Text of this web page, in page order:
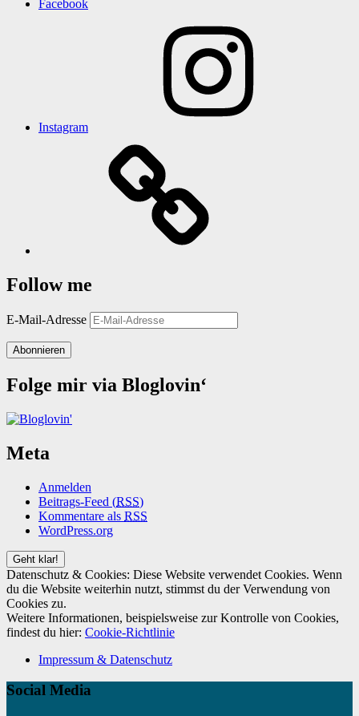
Facebook
Instagram
Follow me
E-Mail-Adresse
Abonnieren
Folge mir via Bloglovin‘
Meta
Anmelden
Beitrags-Feed (RSS)
Kommentare als RSS
WordPress.org
Datenschutz & Cookies: Diese Website verwendet Cookies. Wenn
du die Website weiterhin nutzt, stimmst du der Verwendung von
Cookies zu.
Weitere Informationen, beispielsweise zur Kontrolle von Cookies,
findest du hier: Cookie-Richtlinie
Impressum & Datenschutz
Social Media